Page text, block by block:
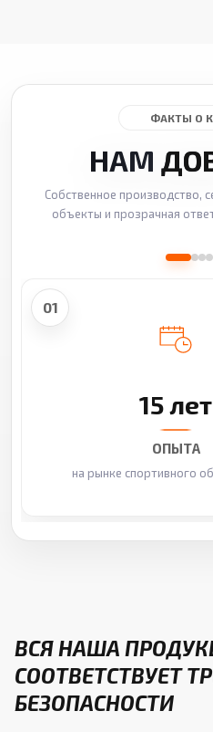
ФАКТЫ О
НАМ
Собственное производство,
объекты и прозрачная
01
15 лет
ОПЫТА
на рынке спортивного
ВСЯ НАША
СООТВЕТСТВУЕТ
БЕЗОПАСНОСТИ